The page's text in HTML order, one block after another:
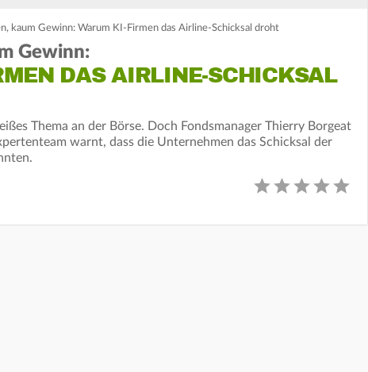
kaum Gewinn: Warum KI-Firmen das Airline-Schicksal droht
Gewinn:
DAS AIRLINE-SCHICKSAL
Thema an der Börse. Doch Fondsmanager Thierry Borgeat
warnt, dass die Unternehmen das Schicksal der